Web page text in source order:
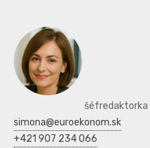
šéfredaktorka
simona@euroekonom.sk
+421 907 234 066